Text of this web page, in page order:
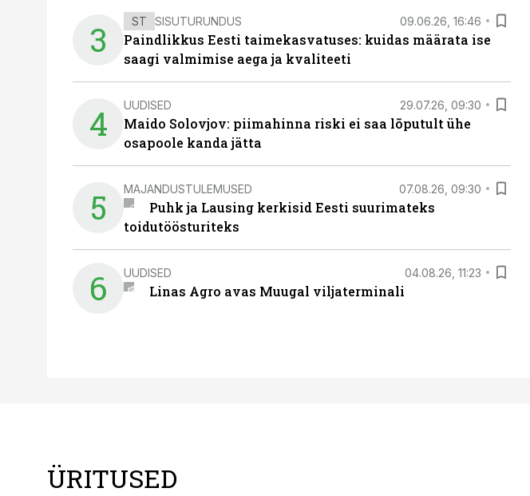
3 ST SISUTURUNDUS 09.06.26, 16:46
Paindlikkus Eesti taimekasvatuses: kuidas määrata ise
saagi valmimise aega ja kvaliteeti
4 UUDISED 29.07.26, 09:30
Maido Solovjov: piimahinna riski ei saa lõputult ühe
osapoole kanda jätta
5 MAJANDUSTULEMUSED 07.08.26, 09:30
Puhk ja Lausing kerkisid Eesti suurimateks
toidutöösturiteks
6 UUDISED 04.08.26, 11:23
Linas Agro avas Muugal viljaterminali
ÜRITUSED